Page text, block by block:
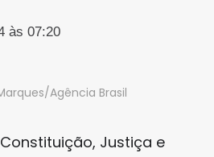
às 07:20
Agência Brasil
Justiça e